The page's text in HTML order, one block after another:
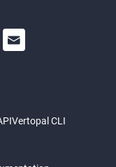
Vertopal CLI